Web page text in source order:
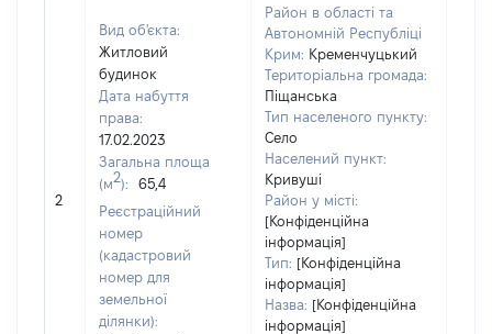
2
Вид об'єкта:
Житловий
будинок
Дата набуття
права:
17.02.2023
Загальна площа
(м2):
65,4
Реєстраційний
номер
(кадастровий
номер для
земельної
ділянки):
Район в області та
Автономній Республіці
Крим: Кременчуцький
Територіальна громада:
Піщанська
Тип населеного пункту:
Село
Населений пункт:
Кривуші
Район у місті:
[Конфіденційна
інформація]
Тип: [Конфіденційна
інформація]
Назва: [Конфіденційна
інформація]